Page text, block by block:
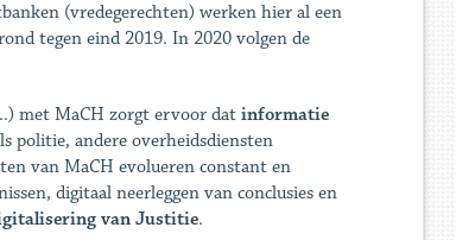
(vredegerechten) werken hier al een
tegen eind 2019. In 2020 volgen de
met MaCH zorgt ervoor dat informatie
politie, andere overheidsdiensten
van MaCH evolueren constant en
digitaal neerleggen van conclusies en
van Justitie.